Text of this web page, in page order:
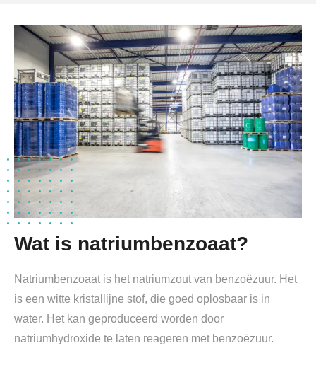
Wat is natriumbenzoaat?
Natriumbenzoaat is het natriumzout van benzoëzuur. Het
is een witte kristallijne stof, die goed oplosbaar is in
water. Het kan geproduceerd worden door
natriumhydroxide te laten reageren met benzoëzuur.